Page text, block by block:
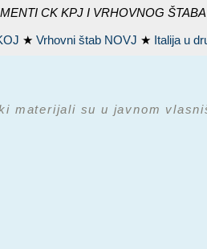
CK KPJ I VRHOVNOG
★Vrhovni štab NOVJ ★ Italija u
materijali su u javnom